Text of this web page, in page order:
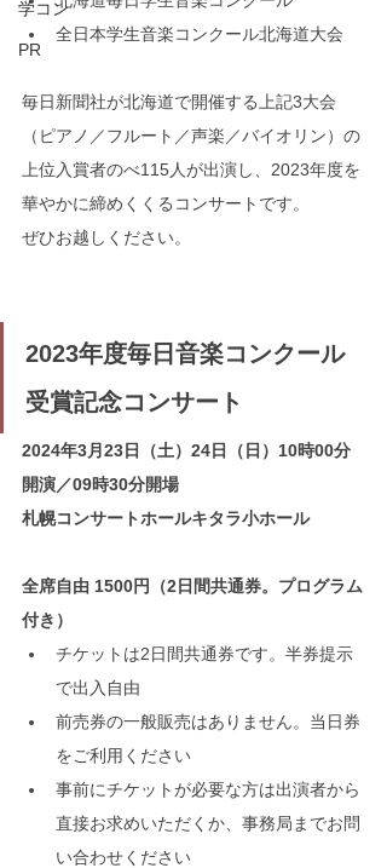
学コン
PR
全日本学生音楽コンクール北海道大会
毎日新聞社が北海道で開催する上記3大会
（ピアノ／フルート／声楽／バイオリン）の
上位入賞者のべ115人が出演し、2023年度を
華やかに締めくくるコンサートです。
ぜひお越しください。
2023年度毎日音楽コンクール
受賞記念コンサート
2024年3月23日（土）24日（日）10時00分
開演／09時30分開場
札幌コンサートホールキタラ小ホール
全席自由 1500円（2日間共通券。プログラム
付き）
チケットは2日間共通券です。半券提示
で出入自由
前売券の一般販売はありません。当日券
をご利用ください
事前にチケットが必要な方は出演者から
直接お求めいただくか、事務局までお問
い合わせください